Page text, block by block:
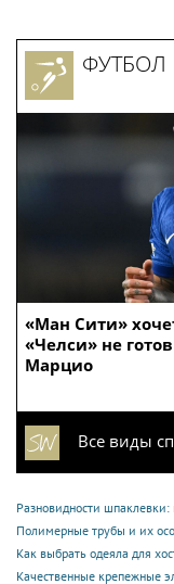
«Ман Сити»
«Челси» не
Марцио
ФУТБОЛ
Все виды
Разновидности шпаклевки:
Полимерные трубы и их
Как выбрать одеяла для
Качественные крепежные